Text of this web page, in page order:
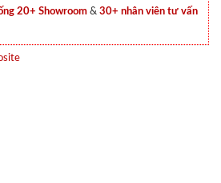
20+ Showroom & 30+ nhân viên tư vấn